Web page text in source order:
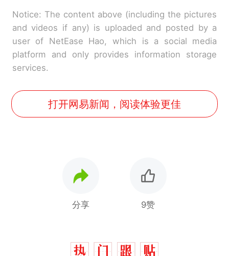
Notice: The content above (including the pictures
and videos if any) is uploaded and posted by a
user of NetEase Hao, which is a social media
platform and only provides information storage
services.
打开网易新闻，阅读体验更佳
分享 9赞